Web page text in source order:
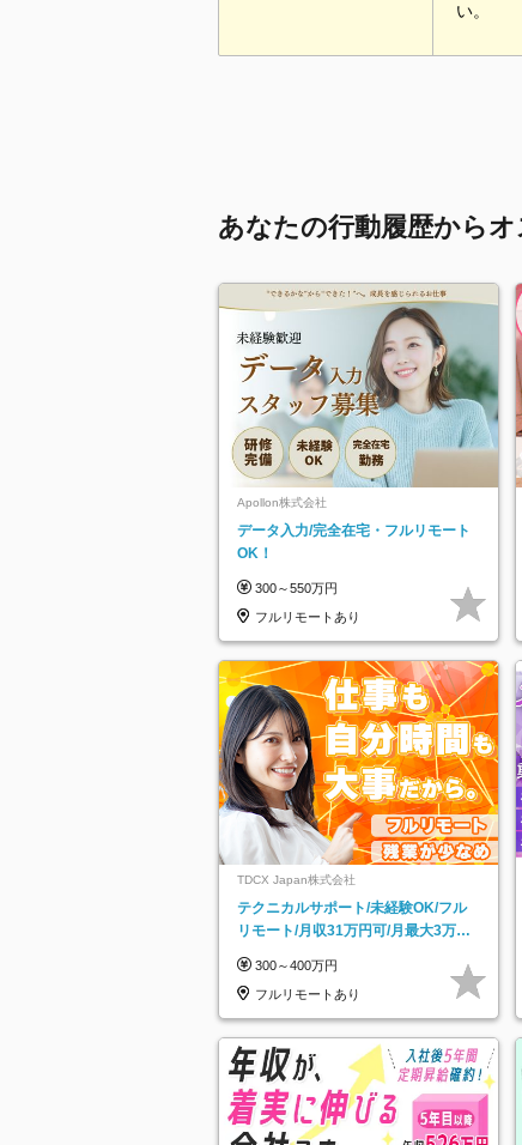
い。
あなたの行動履歴から
Apollon株式会社
データ入力/完全在宅・フルリモート
OK！
300～550万円
フルリモートあり
TDCX Japan株式会社
テクニカルサポート/未経験OK/フル
リモート/月収31万円可/月最大3万の
300～400万円
フルリモートあり